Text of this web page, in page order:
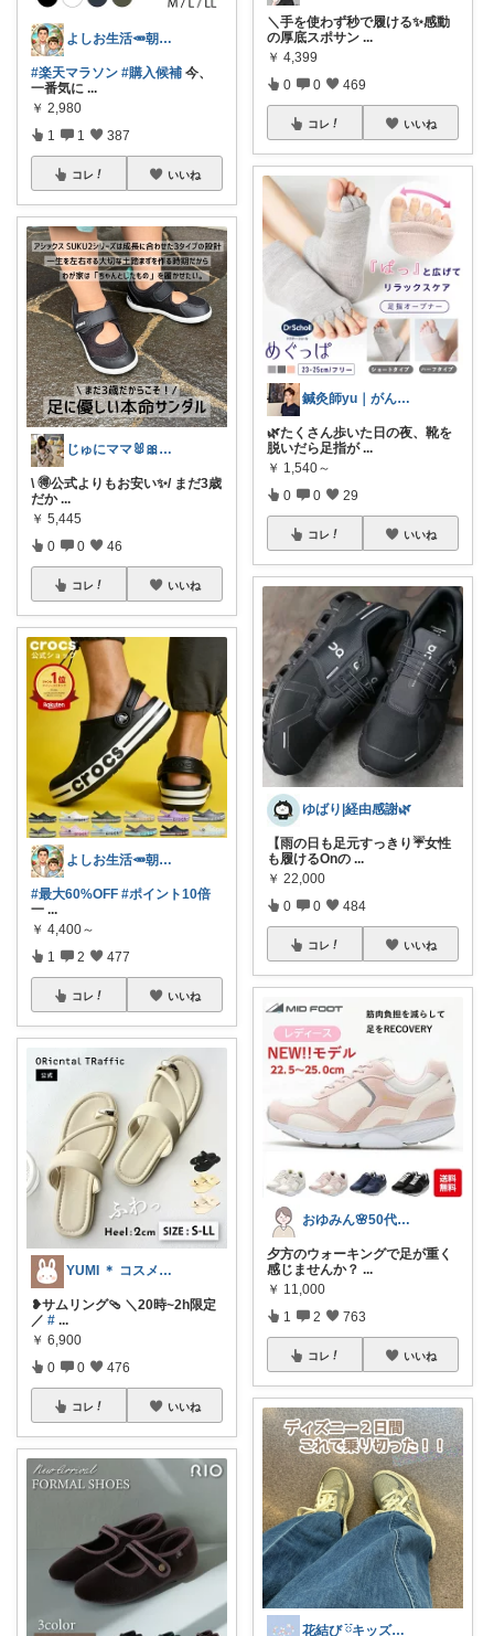
よしお生活🥕朝6時頃コレ👟
#楽天マラソン #購入候補 今、
一番気に ...
￥ 2,980
1 1 387
コレ いいね
じゅにママ🐰🎀2yboyワーママ
\ 🉐公式よりもお安い✨️/ まだ3歳
だか ...
￥ 5,445
0 0 46
コレ いいね
よしお生活🥕朝6時頃コレ👟
#最大60%OFF #ポイント10倍
一 ...
￥ 4,400～
1 2 477
コレ いいね
YUMI ＊ コスメと暮らし🌱
❥︎サムリング🩴 ＼20時~2h限定
／ # ...
￥ 6,900
0 0 476
コレ いいね
＼手を使わず秒で履ける✨感動
の厚底スポサン ...
￥ 4,399
0 0 469
コレ いいね
鍼灸師yu｜がんばりすぎない整え習慣
🌿たくさん歩いた日の夜、靴を
脱いだら足指が ...
￥ 1,540～
0 0 29
コレ いいね
ゆばり|経由感謝🌿
【雨の日も足元すっきり☔女性
も履けるOnの ...
￥ 22,000
0 0 484
コレ いいね
おゆみん🌸50代からの快適暮らし
夕方のウォーキングで足が重く
感じませんか？ ...
￥ 11,000
1 2 763
コレ いいね
花結び ྀིキッズもの多め